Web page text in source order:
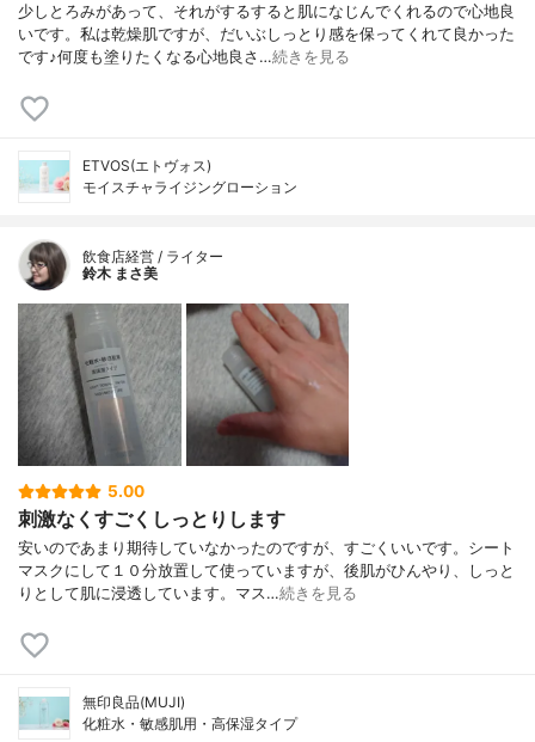
少しとろみがあって、それがするすると肌になじんでくれるので心地良
いです。私は乾燥肌ですが、だいぶしっとり感を保ってくれて良かった
です♪何度も塗りたくなる心地良さ…続きを見る
ETVOS(エトヴォス)
モイスチャライジングローション
飲食店経営 / ライター
鈴木 まさ美
5.00
刺激なくすごくしっとりします
安いのであまり期待していなかったのですが、すごくいいです。シート
マスクにして１０分放置して使っていますが、後肌がひんやり、しっと
りとして肌に浸透しています。マス…続きを見る
無印良品(MUJI)
化粧水・敏感肌用・高保湿タイプ